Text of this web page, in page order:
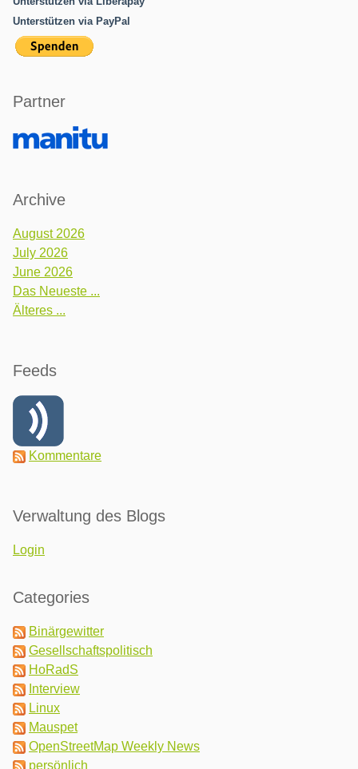
Unterstützen via PayPal
Partner
Archive
August 2026
July 2026
June 2026
Das Neueste ...
Älteres ...
Feeds
Kommentare
Verwaltung des Blogs
Login
Categories
Binärgewitter
Gesellschaftspolitisch
HoRadS
Interview
Linux
Mauspet
OpenStreetMap Weekly News
persönlich